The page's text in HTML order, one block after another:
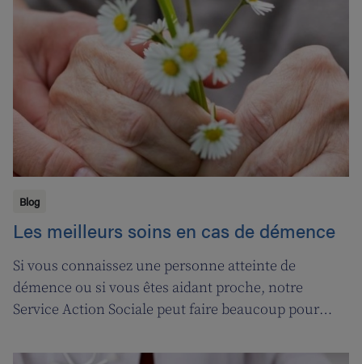
‘ligne d’oxygène’ pour donner l’occasion de souffler à
nos soignant(e)s, et leur permettre ainsi de pouvoir
encore mieux s’occuper de leurs clients.
Blog
Les meilleurs soins en cas de démence
Si vous connaissez une personne atteinte de
démence ou si vous êtes aidant proche, notre
Service Action Sociale peut faire beaucoup pour
qu'elle établit un plan de soins pour Jossé et